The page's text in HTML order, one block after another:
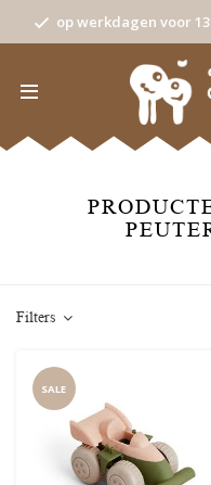
op werkdagen voor
Filters
SALE